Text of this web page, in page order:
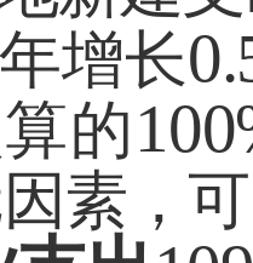
增长
的
素，